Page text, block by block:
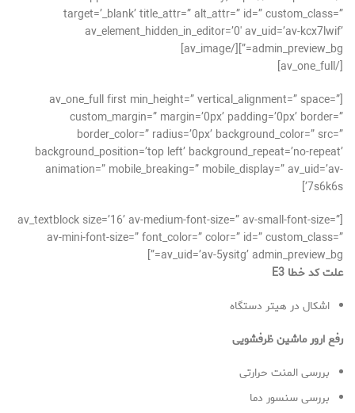
target=’_blank’ title_attr=” alt_attr=” id=” custom_class=”
av_element_hidden_in_editor=’0′ av_uid=’av-kcx7lwif’
admin_preview_bg=”][/av_image]
[/av_one_full]
[av_one_full first min_height=” vertical_alignment=” space=”
custom_margin=” margin=’0px’ padding=’0px’ border=”
border_color=” radius=’0px’ background_color=” src=”
background_position=’top left’ background_repeat=’no-repeat’
animation=” mobile_breaking=” mobile_display=” av_uid=’av-
7s6k6s’]
[av_textblock size=’16’ av-medium-font-size=” av-small-font-size=”
av-mini-font-size=” font_color=” color=” id=” custom_class=”
av_uid=’av-5ysitg’ admin_preview_bg=”]
علت کد خطا E3
اشکال در هیتر دستگاه
رفع ارور ماشین ظرفشویی
بررسی المنت حرارتی
بررسی سنسور دما